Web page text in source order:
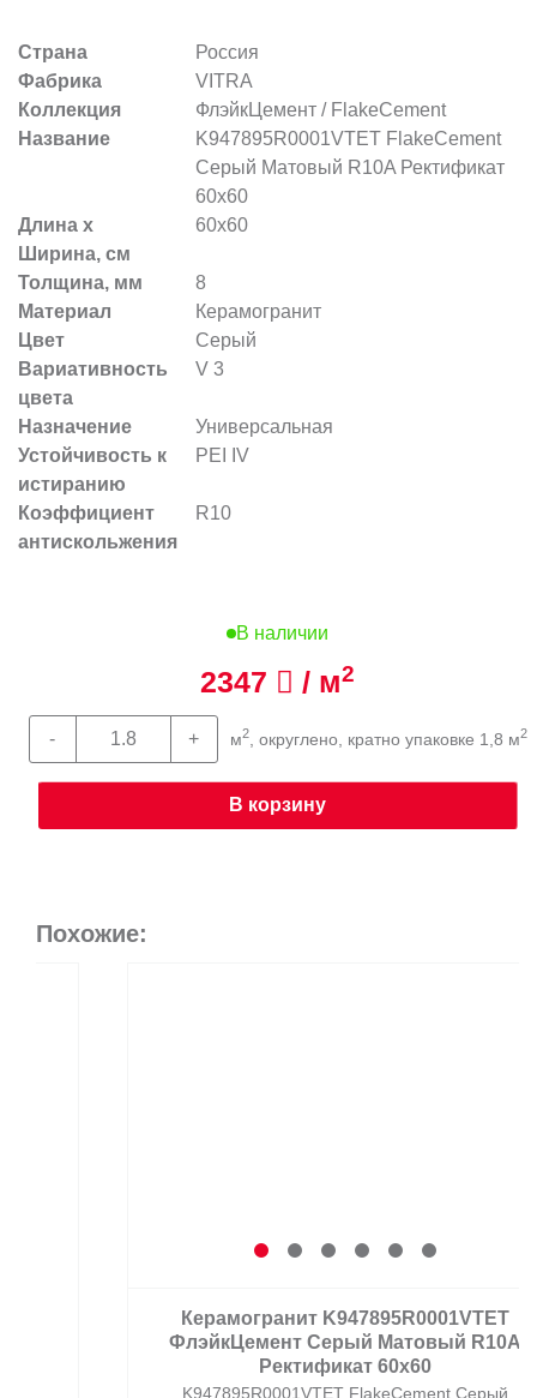
Страна
Россия
Фабрика
VITRA
Коллекция
ФлэйкЦемент / FlakeCement
Название
K947895R0001VTET FlakeCement
Серый Матовый R10A Ректификат
60x60
Длина х
Ширина, см
60x60
Толщина, мм
8
Материал
Керамогранит
Цвет
Серый
Вариативность
цвета
V 3
Назначение
Универсальная
Устойчивость к
истиранию
PEI IV
Коэффициент
антискольжения
R10
В наличии
2347 / м2
м2, округлено, кратно упаковке 1,8 м2
В корзину
Похожие:
Керамогранит K947895R0001VTET
ФлэйкЦемент Серый Матовый R10A
Ректификат 60x60
K947895R0001VTET FlakeCement Серый